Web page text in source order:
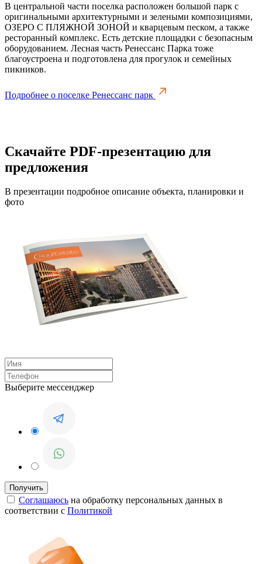
В центральной части поселка расположен большой парк с
оригинальными архитектурными и зелеными композициями,
ОЗЕРО С ПЛЯЖНОЙ ЗОНОЙ и кварцевым песком, а также
ресторанный комплекс. Есть детские площадки с безопасным
оборудованием. Лесная часть Ренессанс Парка тоже
благоустроена и подготовлена для прогулок и семейных
пикников.
Подробнее о поселке Ренессанс парк
Скачайте PDF-презентацию для
предложения
В презентации подробное описание объекта, планировки и
фото
Выберите мессенджер
Соглашаюсь на обработку персональных данных в
соответствии с Политикой